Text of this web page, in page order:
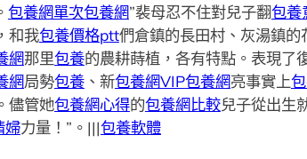
包養網單次包養網”裴母忍不住對兒子翻包養
和我包養價格ptt們倉鎮的長田村、灰湯鎮的
網那里包養的農耕蒔植，各有特點。表現了
網局勢包養、新包養網VIP包養網亮事實上
儘管她包養網心得的包養網比較兒子從出生
婦力量！”。|||包養軟體